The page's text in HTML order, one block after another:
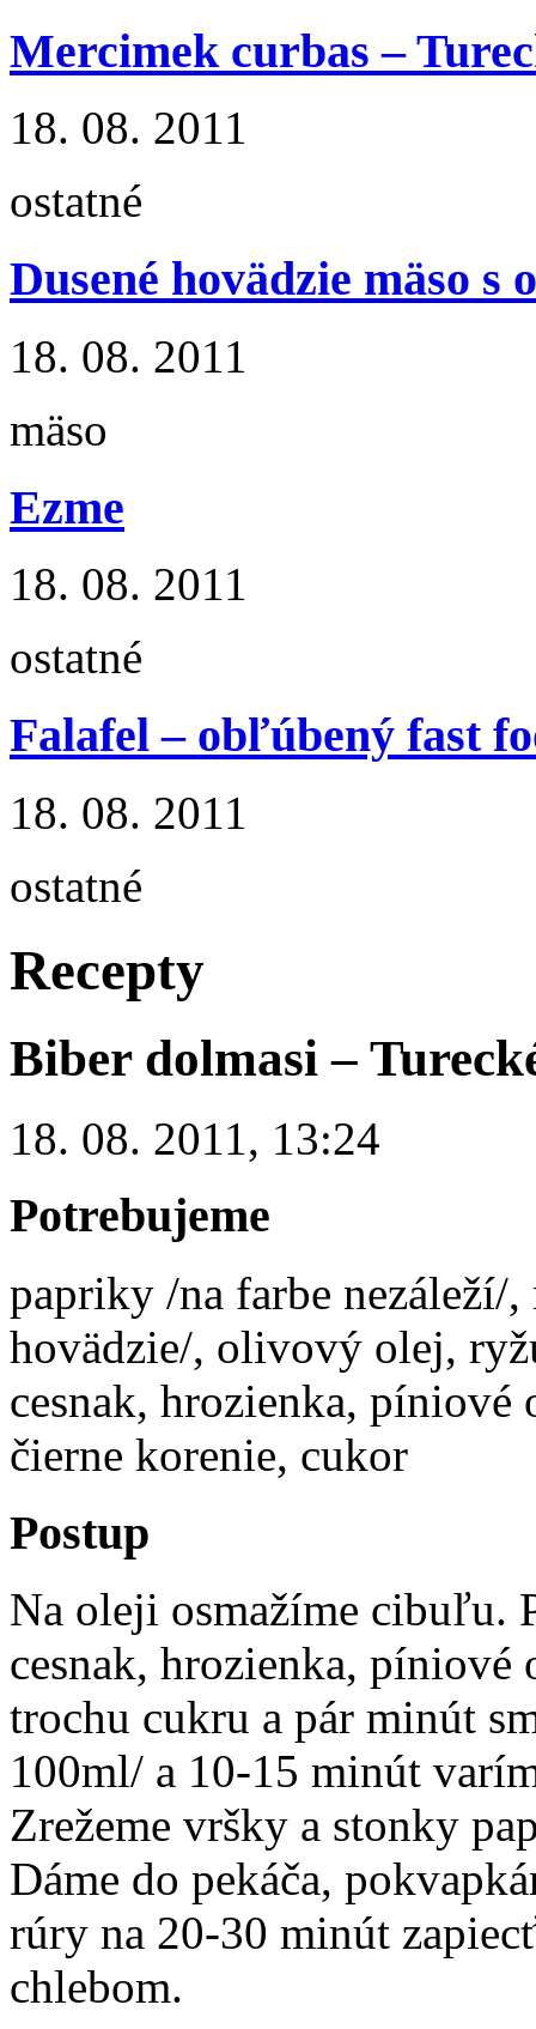
Mercimek curbas –
18. 08. 2011
ostatné
Dusené hovädzie mäso s
18. 08. 2011
mäso
Ezme
18. 08. 2011
ostatné
Falafel – obľúbený fast
18. 08. 2011
ostatné
Recepty
Biber dolmasi –
18. 08. 2011, 13:24
Potrebujeme
papriky /na farbe nezáleží/,
hovädzie/, olivový olej,
cesnak, hrozienka, píniové
čierne korenie, cukor
Postup
Na oleji osmažíme cibuľu.
cesnak, hrozienka,
trochu cukru a pár minút
100ml/ a 10-15 minút
Zrežeme vršky a stonky
Dáme do pekáča,
rúry na 20-30 minút
chlebom.